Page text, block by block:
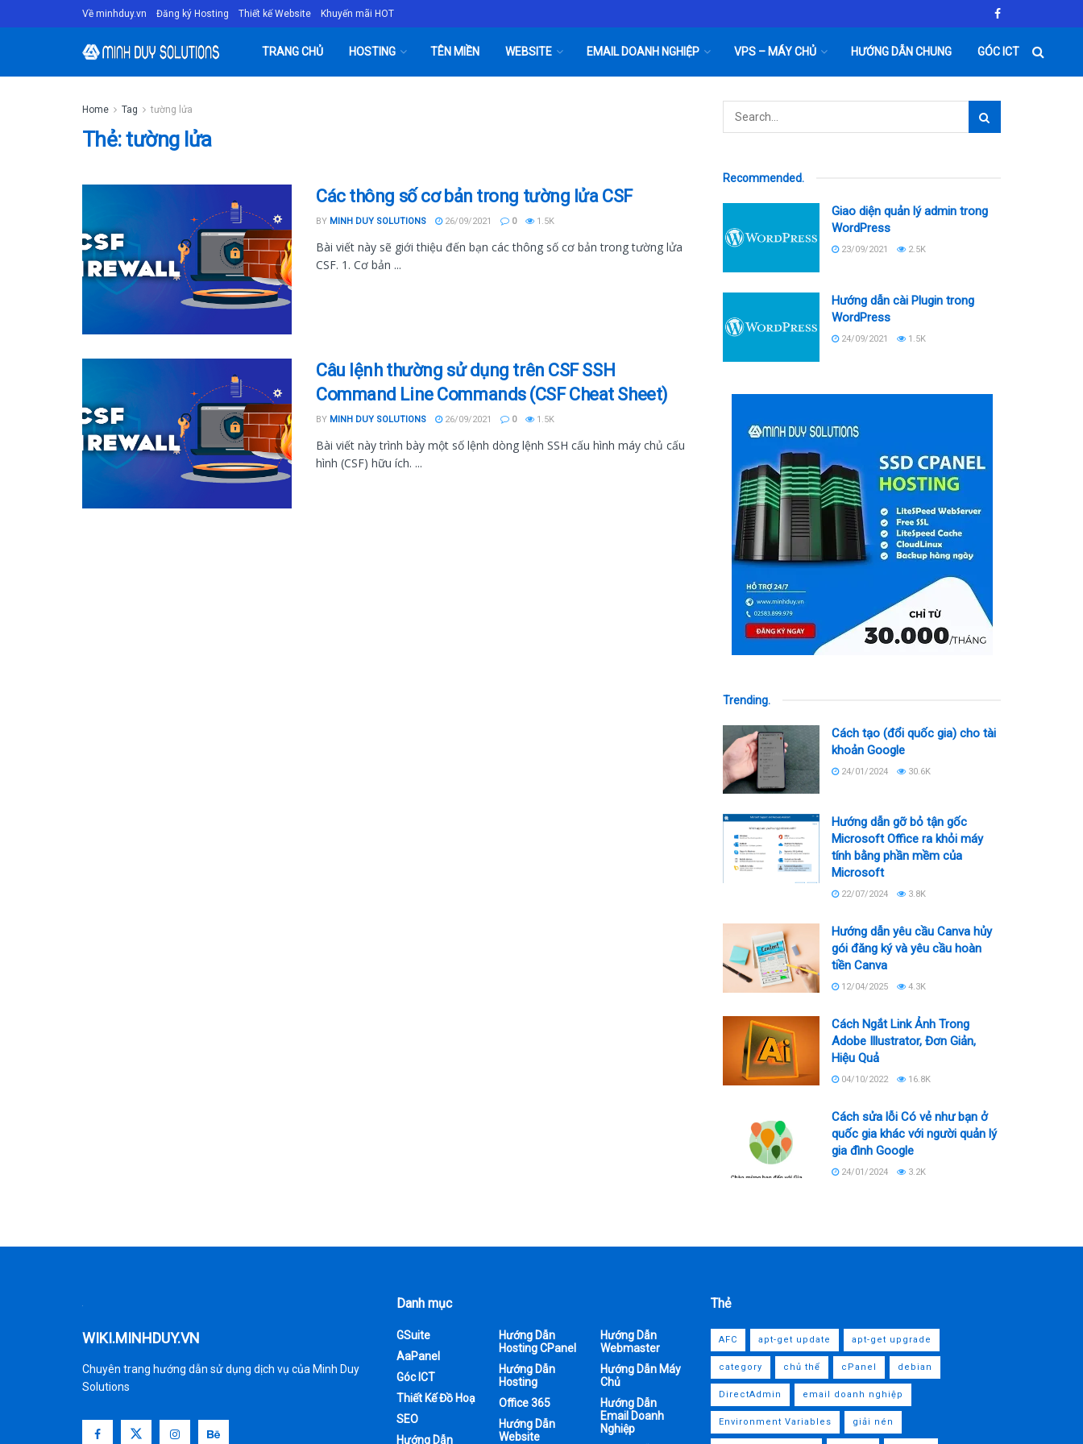
Về minhduy.vn Đăng ký Hosting Thiết kế Website Khuyến mãi HOT
TRANG CHỦ HOSTING TÊN MIỀN WEBSITE EMAIL DOANH NGHIỆP VPS – MÁY CHỦ HƯỚNG DẪN CHUNG GÓC ICT
Home Tag tường lửa
Thẻ:tường lửa
Các thông số cơ bản trong tường lửa CSF
BY MINH DUY SOLUTIONS 26/09/2021 0 1.5K
Bài viết này sẽ giới thiệu đến bạn các thông số cơ bản trong tường lửa
CSF. 1. Cơ bản ...
Câu lệnh thường sử dụng trên CSF SSH
Command Line Commands (CSF Cheat Sheet)
BY MINH DUY SOLUTIONS 26/09/2021 0 1.5K
Bài viết này trình bày một số lệnh dòng lệnh SSH cấu hình máy chủ cấu
hình (CSF) hữu ích. ...
Recommended.
Giao diện quản lý admin trong
WordPress
23/09/2021 2.5K
Hướng dẫn cài Plugin trong
WordPress
24/09/2021 1.5K
Trending.
Cách tạo (đổi quốc gia) cho tài
khoản Google
24/01/2024 30.6K
Hướng dẫn gỡ bỏ tận gốc
Microsoft Office ra khỏi máy
tính bằng phần mềm của
Microsoft
22/07/2024 3.8K
Hướng dẫn yêu cầu Canva hủy
gói đăng ký và yêu cầu hoàn
tiền Canva
12/04/2025 4.3K
Cách Ngắt Link Ảnh Trong
Adobe Illustrator, Đơn Giản,
Hiệu Quả
04/10/2022 16.8K
Cách sửa lỗi Có vẻ như bạn ở
quốc gia khác với người quản lý
gia đình Google
24/01/2024 3.2K
WIKI.MINHDUY.VN
Chuyên trang hướng dẫn sử dụng dịch vụ của Minh Duy
Solutions
Danh mục
GSuite
AaPanel
Góc ICT
Thiết Kế Đồ Hoạ
SEO
Hướng Dẫn
Hướng Dẫn
Hosting CPanel
Hướng Dẫn
Hosting
Office 365
Hướng Dẫn
Website
Hướng Dẫn
Webmaster
Hướng Dẫn Máy
Chủ
Hướng Dẫn
Email Doanh
Nghiệp
Thẻ
AFC apt-get update apt-get upgrade
category chủ thể cPanel debian
DirectAdmin email doanh nghiệp
Environment Variables giải nén